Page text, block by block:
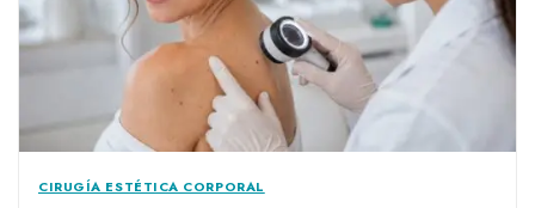
CIRUGÍA ESTÉTICA CORPORAL